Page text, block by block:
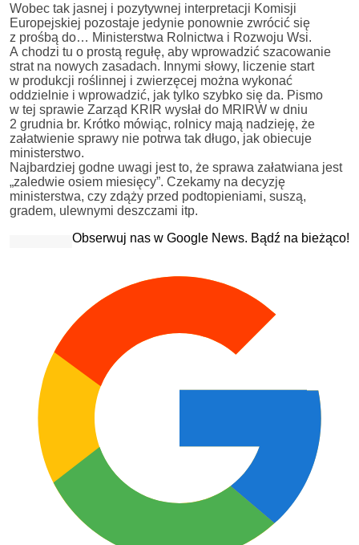
Wobec tak jasnej i pozytywnej interpretacji Komisji
Europejskiej pozostaje jedynie ponownie zwrócić się
z prośbą do… Ministerstwa Rolnictwa i Rozwoju Wsi.
A chodzi tu o prostą regułę, aby wprowadzić szacowanie
strat na nowych zasadach. Innymi słowy, liczenie start
w produkcji roślinnej i zwierzęcej można wykonać
oddzielnie i wprowadzić, jak tylko szybko się da. Pismo
w tej sprawie Zarząd KRIR wysłał do MRIRW w dniu
2 grudnia br. Krótko mówiąc, rolnicy mają nadzieję, że
załatwienie sprawy nie potrwa tak długo, jak obiecuje
ministerstwo.
Najbardziej godne uwagi jest to, że sprawa załatwiana jest
„zaledwie osiem miesięcy”. Czekamy na decyzję
ministerstwa, czy zdąży przed podtopieniami, suszą,
gradem, ulewnymi deszczami itp.
Obserwuj nas w Google News. Bądź na bieżąco!